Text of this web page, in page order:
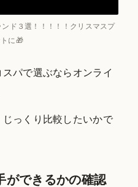
ド３選！！！！！クリスマスプ
に🎁
パで選ぶならオンライ
っくり比較したいかで
ができるかの確認